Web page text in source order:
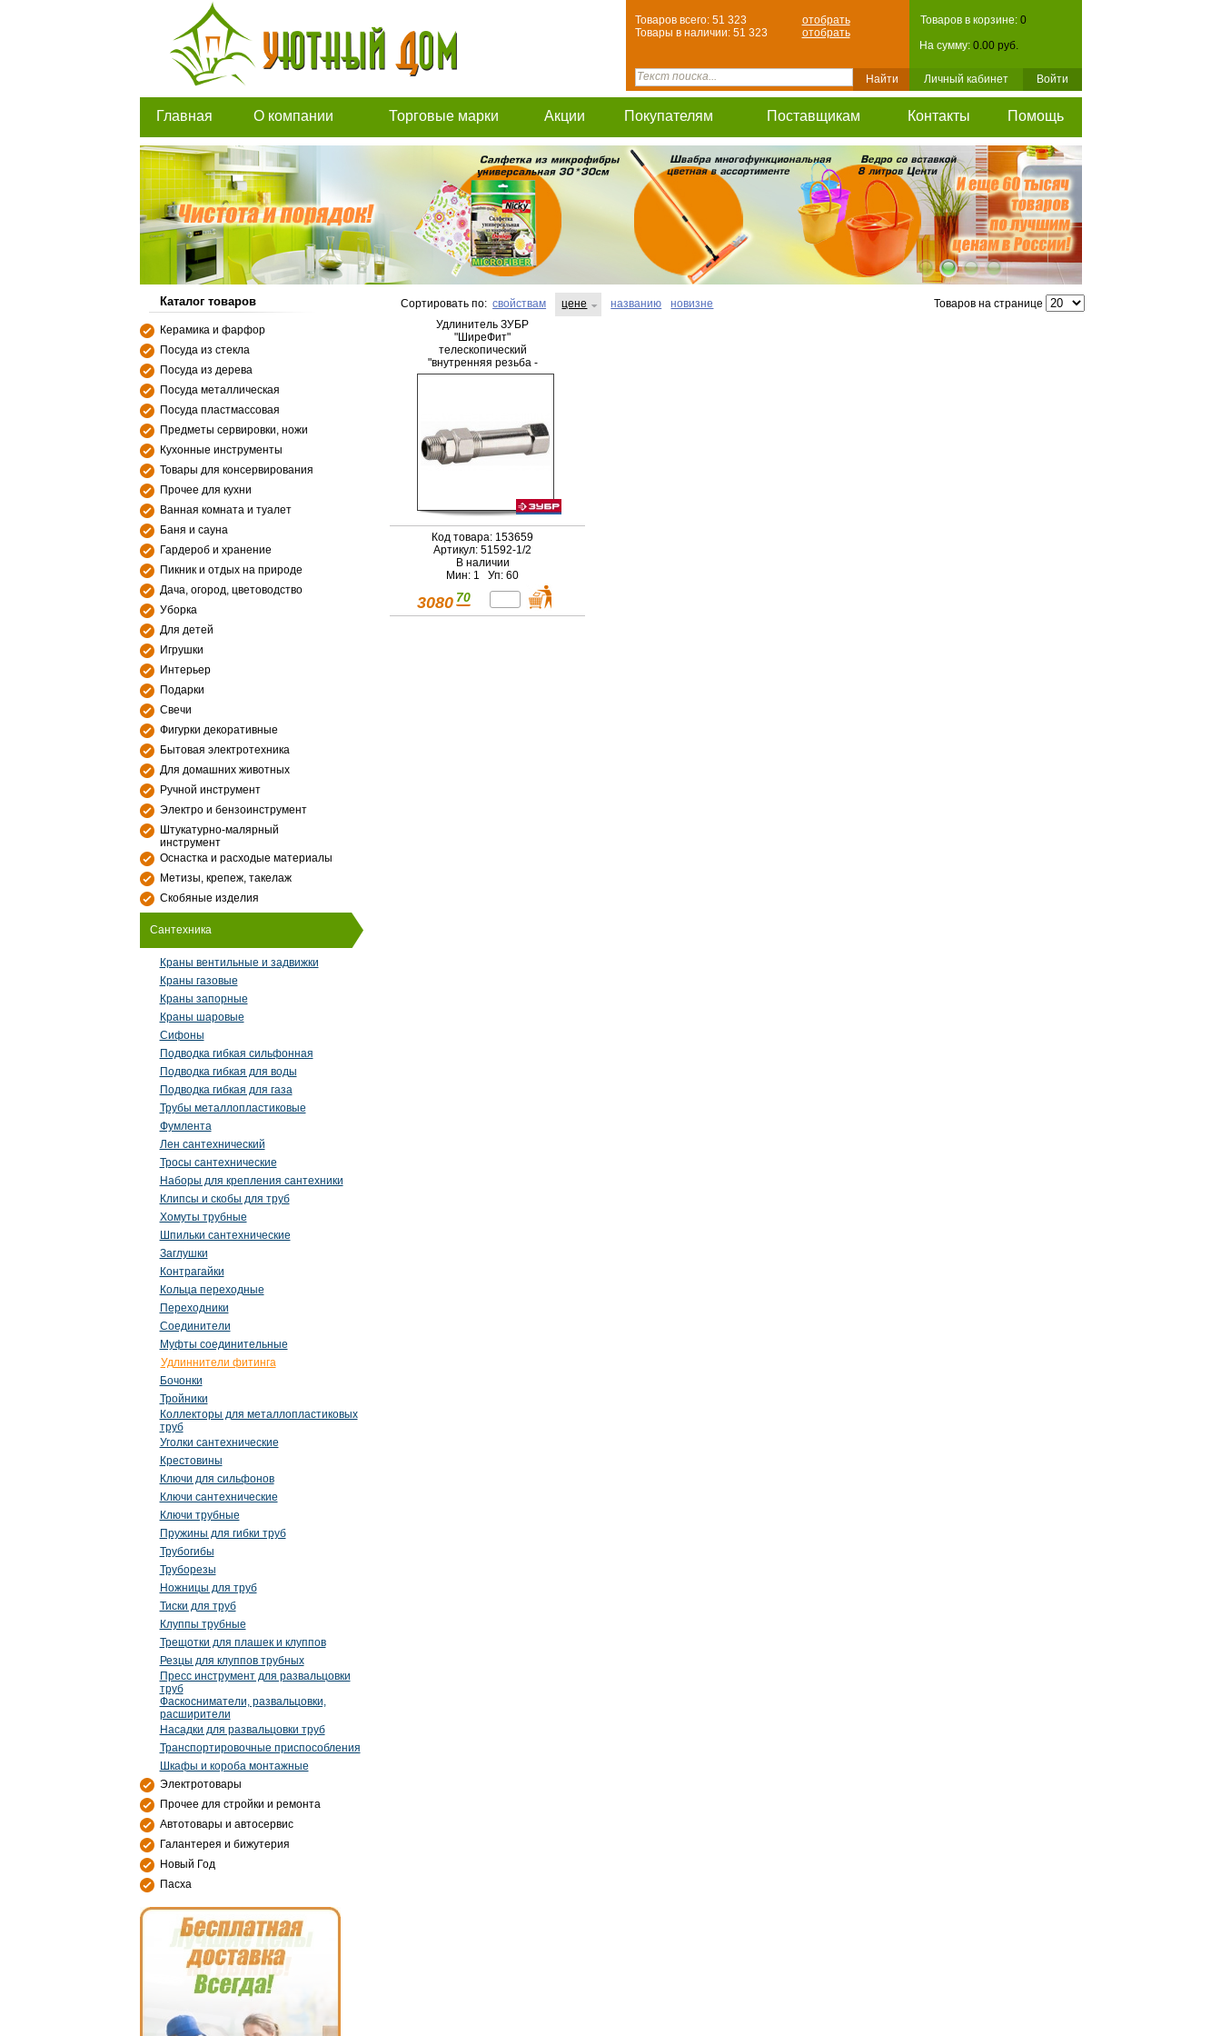
Товаров в корзине: 0
На сумму: 0.00 руб.
Личный кабинет Войти
Товаров всего: 51 323
отобрать
Товары в наличии: 51 323
отобрать
Главная О компании Торговые марки Акции Покупателям Поставщикам Контакты Помощь
Каталог товаров
Керамика и фарфор
Посуда из стекла
Посуда из дерева
Посуда металлическая
Посуда пластмассовая
Предметы сервировки, ножи
Кухонные инструменты
Товары для консервирования
Прочее для кухни
Ванная комната и туалет
Баня и сауна
Гардероб и хранение
Пикник и отдых на природе
Дача, огород, цветоводство
Уборка
Для детей
Игрушки
Интерьер
Подарки
Свечи
Фигурки декоративные
Бытовая электротехника
Для домашних животных
Ручной инструмент
Электро и бензоинструмент
Штукатурно-малярный
инструмент
Оснастка и расходые материалы
Метизы, крепеж, такелаж
Скобяные изделия
Сантехника
Краны вентильные и задвижки
Краны газовые
Краны запорные
Краны шаровые
Сифоны
Подводка гибкая сильфонная
Подводка гибкая для воды
Подводка гибкая для газа
Трубы металлопластиковые
Фумлента
Лен сантехнический
Тросы сантехнические
Наборы для крепления сантехники
Клипсы и скобы для труб
Хомуты трубные
Шпильки сантехнические
Заглушки
Контрагайки
Кольца переходные
Переходники
Соединители
Муфты соединительные
Удлиннители фитинга
Бочонки
Тройники
Коллекторы для металлопластиковых
труб
Уголки сантехнические
Крестовины
Ключи для сильфонов
Ключи сантехнические
Ключи трубные
Пружины для гибки труб
Трубогибы
Труборезы
Ножницы для труб
Тиски для труб
Клуппы трубные
Трещотки для плашек и клуппов
Резцы для клуппов трубных
Пресс инструмент для развальцовки
труб
Фаскосниматели, развальцовки,
расширители
Насадки для развальцовки труб
Транспортировочные приспособления
Шкафы и короба монтажные
Электротовары
Прочее для стройки и ремонта
Автотовары и автосервис
Галантерея и бижутерия
Новый Год
Пасха
Сортировать по: свойствам цене названию новизне
Товаров на странице
Удлинитель ЗУБР
"ШиреФит"
телескопический
"внутренняя резьба -
внешняя резьба", 1/2"
Код товара: 153659
Артикул: 51592-1/2
В наличии
Мин: 1 Уп: 60
3080 70